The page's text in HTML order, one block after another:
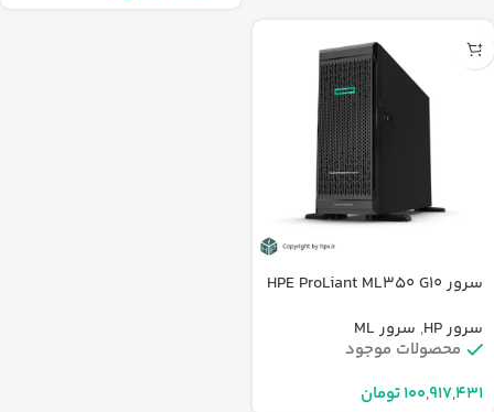
سرور HPE ProLiant ML350 G10
سرور HP
, سرور ML
محصولات موجود
تومان